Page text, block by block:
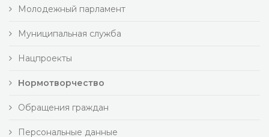
Молодежный парламент
Муниципальная служба
Нацпроекты
Нормотворчество
Обращения граждан
Персональные данные